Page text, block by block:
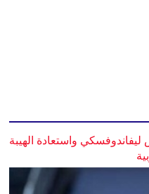
واستعادة الهيبة